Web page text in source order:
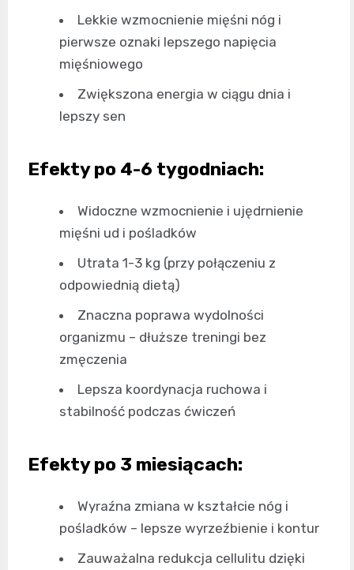
Lekkie wzmocnienie mięśni nóg i
pierwsze oznaki lepszego napięcia
mięśniowego
Zwiększona energia w ciągu dnia i
lepszy sen
Efekty po 4-6 tygodniach:
Widoczne wzmocnienie i ujędrnienie
mięśni ud i pośladków
Utrata 1-3 kg (przy połączeniu z
odpowiednią dietą)
Znaczna poprawa wydolności
organizmu – dłuższe treningi bez
zmęczenia
Lepsza koordynacja ruchowa i
stabilność podczas ćwiczeń
Efekty po 3 miesiącach:
Wyraźna zmiana w kształcie nóg i
pośladków – lepsze wyrzeźbienie i kontur
Zauważalna redukcja cellulitu dzięki